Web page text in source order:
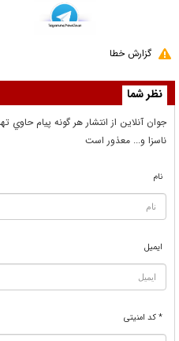
گزارش خطا
نظر شما
جوان آنلاين از انتشار هر گونه پيام حاوي
ناسزا و... معذور است
نام
ایمیل
* کد امنیتی